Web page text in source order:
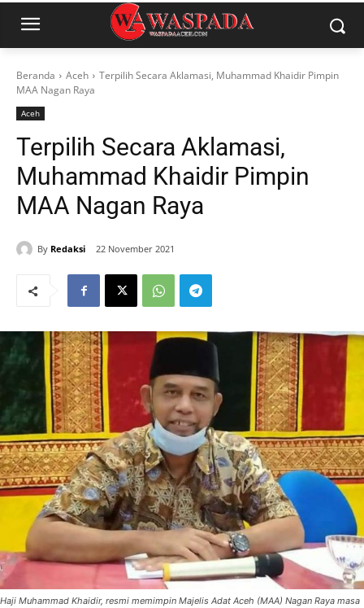
Beranda Aceh
Terpilih Secara Aklamasi, Muhammad Khaidir Pimpin
MAA Nagan Raya
Aceh
Terpilih Secara Aklamasi,
Muhammad Khaidir Pimpin
MAA Nagan Raya
By Redaksi 22 November 2021
Haji Muhammad Khaidir, resmi memimpin Majelis Adat Aceh (MAA) Nagan Raya masa